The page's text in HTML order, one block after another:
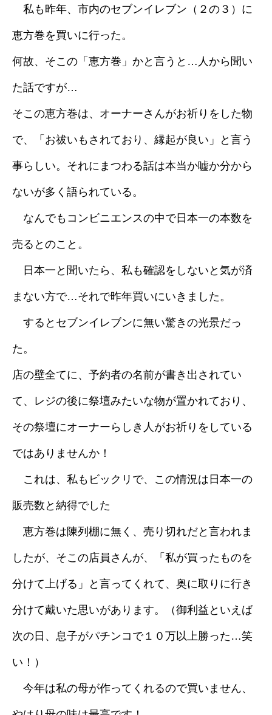
私も昨年、市内のセブンイレブン（２の３）に
恵方巻を買いに行った。
何故、そこの「恵方巻」かと言うと…人から聞い
た話ですが…
そこの恵方巻は、オーナーさんがお祈りをした物
で、「お祓いもされており、縁起が良い」と言う
事らしい。それにまつわる話は本当か嘘か分から
ないが多く語られている。
なんでもコンビニエンスの中で日本一の本数を
売るとのこと。
日本一と聞いたら、私も確認をしないと気が済
まない方で…それで昨年買いにいきました。
するとセブンイレブンに無い驚きの光景だっ
た。
店の壁全てに、予約者の名前が書き出されてい
て、レジの後に祭壇みたいな物が置かれており、
その祭壇にオーナーらしき人がお祈りをしている
ではありませんか！
これは、私もビックリで、この情況は日本一の
販売数と納得でした
恵方巻は陳列棚に無く、売り切れだと言われま
したが、そこの店員さんが、「私が買ったものを
分けて上げる」と言ってくれて、奥に取りに行き
分けて戴いた思いがあります。（御利益といえば
次の日、息子がパチンコで１０万以上勝った…笑
い！）
今年は私の母が作ってくれるので買いません、